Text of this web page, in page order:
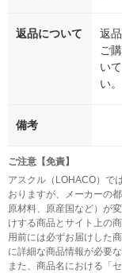
返品について
返
ご
い
い。
備考
ご注意【免責】
アスクル（LOHACO）で
おりますが、メーカーの
原材料、原産国など）が
けする商品とサイト上の
用前には必ずお届けした
に詳細な商品情報が必要
また、商品名における「